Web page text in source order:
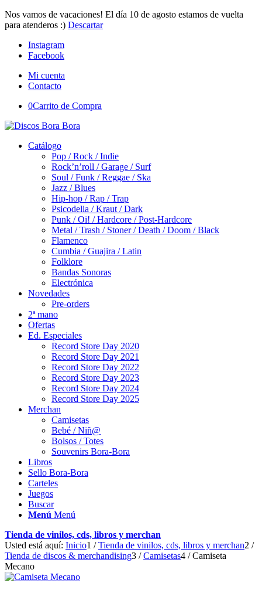
Nos vamos de vacaciones! El día 10 de agosto estamos de vuelta
para atenderos :) Descartar
Instagram
Facebook
Mi cuenta
Contacto
0Carrito de Compra
Catálogo
Pop / Rock / Indie
Rock’n’roll / Garage / Surf
Soul / Funk / Reggae / Ska
Jazz / Blues
Hip-hop / Rap / Trap
Psicodelia / Kraut / Dark
Punk / Oi! / Hardcore / Post-Hardcore
Metal / Trash / Stoner / Death / Doom / Black
Flamenco
Cumbia / Guajira / Latin
Folklore
Bandas Sonoras
Electrónica
Novedades
Pre-orders
2ª mano
Ofertas
Ed. Especiales
Record Store Day 2020
Record Store Day 2021
Record Store Day 2022
Record Store Day 2023
Record Store Day 2024
Record Store Day 2025
Merchan
Camisetas
Bebé / Niñ@
Bolsos / Totes
Souvenirs Bora-Bora
Libros
Sello Bora-Bora
Carteles
Juegos
Buscar
Menú Menú
Tienda de vinilos, cds, libros y merchan
Usted está aquí: Inicio1 / Tienda de vinilos, cds, libros y merchan2 /
Tienda de discos & merchandising3 / Camisetas4 / Camiseta
Mecano